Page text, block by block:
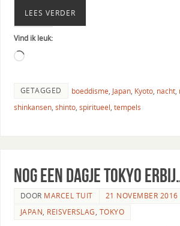
LEES VERDER
Vind ik leuk:
GETAGGED boeddisme, Japan, Kyoto, nacht,
shinkansen, shinto, spiritueel, tempels
Nog een dagje Tokyo
DOOR MARCEL TUIT
21 NOVEMBER 2016
JAPAN, REISVERSLAG, TOKYO